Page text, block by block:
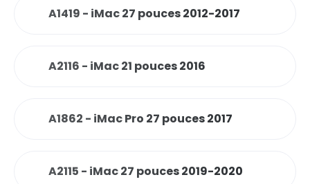
A1419 - iMac 27 pouces 2012-2017
A2116 - iMac 21 pouces 2016
A1862 - iMac Pro 27 pouces 2017
A2115 - iMac 27 pouces 2019-2020